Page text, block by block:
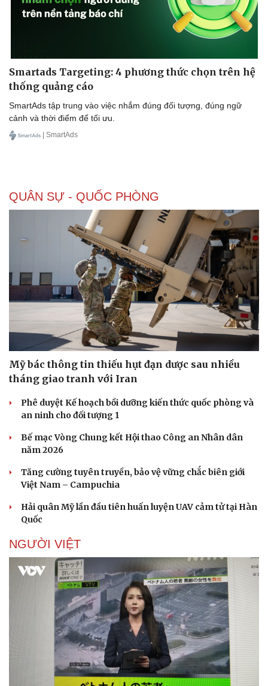
Doanh nghiệp
Thông tin doanh nghiệp
Doanh nghiệp 24h
Vì cộng đồng
Công nghệ
Sành điệu
Chuyển đổi số
Smartads Targeting: 4 phương thức chọn trên hệ
thống quảng cáo
SmartAds tập trung vào việc nhắm đúng đối tượng, đúng ngữ
cảnh và thời điểm để tối ưu.
| SmartAds
QUÂN SỰ - QUỐC PHÒNG
Mỹ bác thông tin thiếu hụt đạn dược sau nhiều
tháng giao tranh với Iran
Phê duyệt Kế hoạch bồi dưỡng kiến thức quốc phòng và
an ninh cho đối tượng 1
Bế mạc Vòng Chung kết Hội thao Công an Nhân dân
năm 2026
Tăng cường tuyên truyền, bảo vệ vững chắc biên giới
Việt Nam – Campuchia
Hải quân Mỹ lần đầu tiên huấn luyện UAV cảm tử tại Hàn
Quốc
NGƯỜI VIỆT